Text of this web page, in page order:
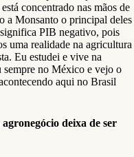
concentrado nas mãos de
a Monsanto o principal deles
PIB negativo, pois
uma realidade na agricultura
Eu estudei e vive na
sempre no México e vejo o
aqui no Brasil
deixa de ser